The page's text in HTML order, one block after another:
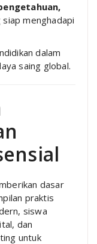
siap menghadapi
dalam
saing global.
dasar
praktis
siswa
dan
untuk